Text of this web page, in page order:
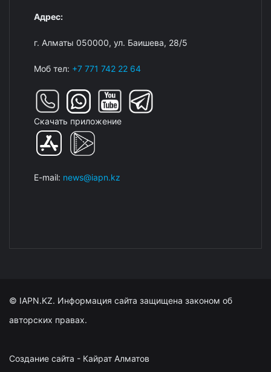
Адрес:
г. Алматы 050000, ул. Баишева, 28/5
Моб тел: +7 771 742 22 64
Скачать приложение
E-mail: news@iapn.kz
© IAPN.KZ. Информация сайта защищена законом об
авторских правах.
Создание сайта - Кайрат Алматов